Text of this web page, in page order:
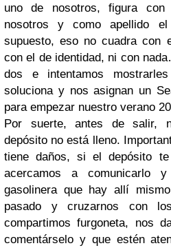
uno de nosotros, figura
nosotros y como apellido
supuesto, eso no cuadra con
con el de identidad, ni con
dos e intentamos
soluciona y nos asignan un
para empezar nuestro verano
Por suerte, antes de salir,
depósito no está lleno.
tiene daños, si el depósito
acercamos a
gasolinera que hay allí
pasado y cruzarnos con
compartimos furgoneta, nos
comentárselo y que estén